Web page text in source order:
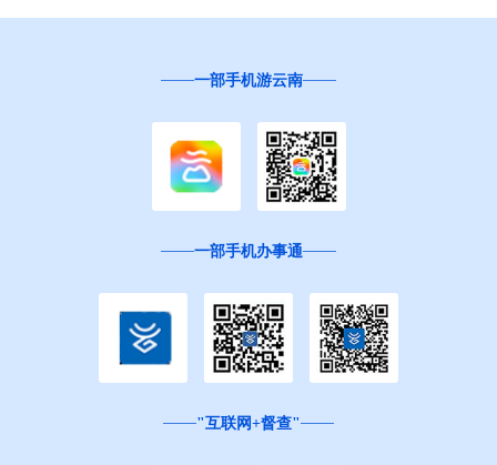
一部手机游云南
一部手机办事通
"互联网+督查"